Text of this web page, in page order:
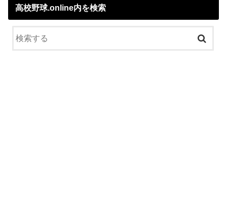
高校野球.online内を検索